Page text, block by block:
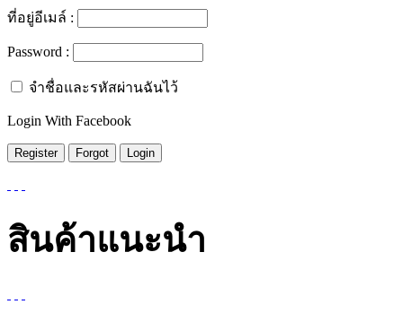
ที่อยู่อีเมล์ :
Password :
จำชื่อและรหัสผ่านฉันไว้
Login With Facebook
สินค้าแนะนำ